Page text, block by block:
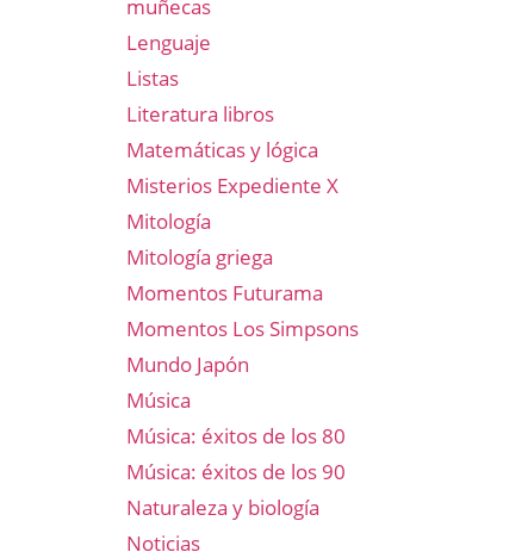
muñecas
Lenguaje
Listas
Literatura libros
Matemáticas y lógica
Misterios Expediente X
Mitología
Mitología griega
Momentos Futurama
Momentos Los Simpsons
Mundo Japón
Música
Música: éxitos de los 80
Música: éxitos de los 90
Naturaleza y biología
Noticias